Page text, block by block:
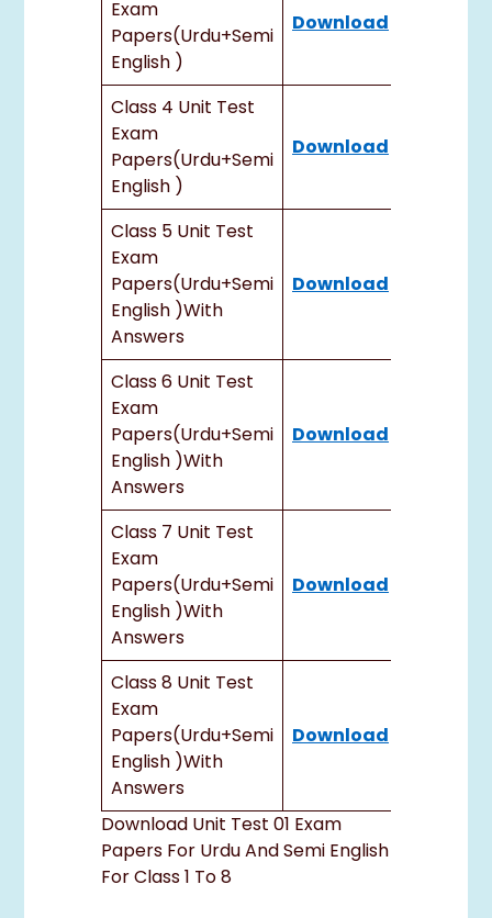
Exam
Papers(urdu+semi
English )
Download
Class 4 Unit Test
Exam
Papers(urdu+semi
English )
Download
Class 5 Unit Test
Exam
Papers(urdu+semi
English )with
Answers
Download
Class 6 Unit Test
Exam
Papers(urdu+semi
English )with
Answers
Download
Class 7 Unit Test
Exam
Papers(urdu+semi
English )with
Answers
Download
Class 8 Unit Test
Exam
Papers(urdu+semi
English )with
Answers
Download
Download Unit Test 01 Exam
Papers For Urdu And Semi English
For Class 1 To 8